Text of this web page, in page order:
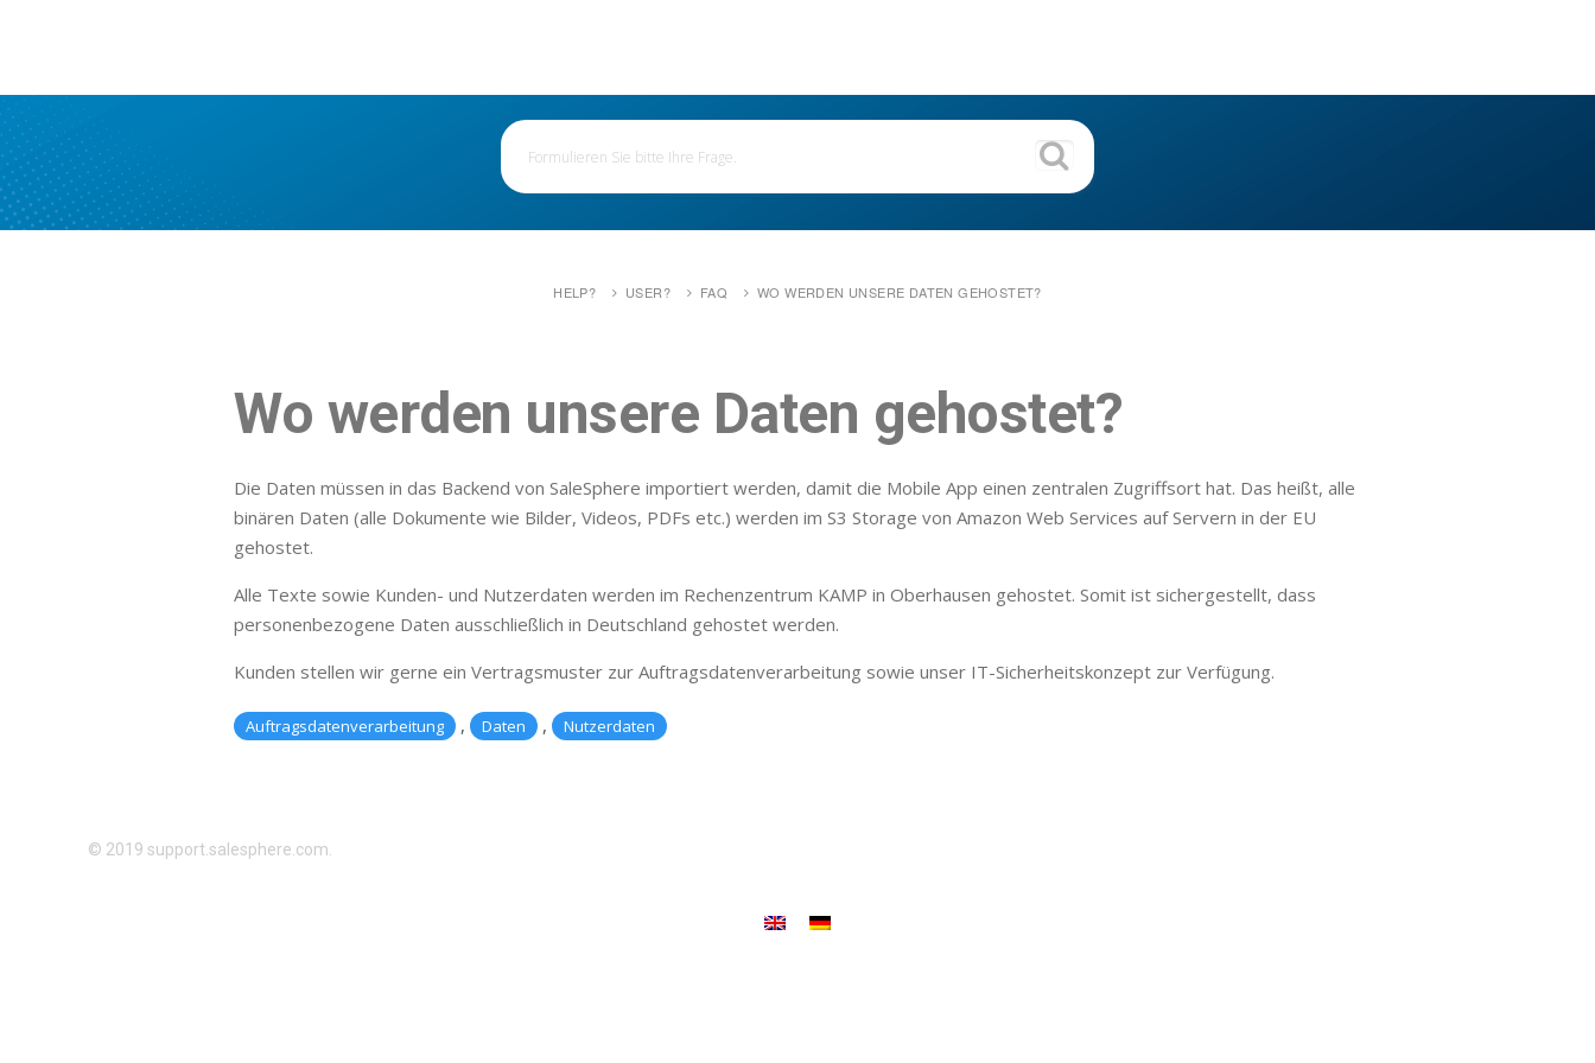
HELP? USER? FAQ WO WERDEN UNSERE DATEN GEHOSTET?
Wo werden unsere Daten gehostet?
Die Daten müssen in das Backend von SaleSphere importiert werden, damit die Mobile App einen zentralen Zugriffsort hat. Das heißt, alle
binären Daten (alle Dokumente wie Bilder, Videos, PDFs etc.) werden im S3 Storage von Amazon Web Services auf Servern in der EU
gehostet.
Alle Texte sowie Kunden- und Nutzerdaten werden im Rechenzentrum KAMP in Oberhausen gehostet. Somit ist sichergestellt, dass
personenbezogene Daten ausschließlich in Deutschland gehostet werden.
Kunden stellen wir gerne ein Vertragsmuster zur Auftragsdatenverarbeitung sowie unser IT-Sicherheitskonzept zur Verfügung.
Auftragsdatenverarbeitung , Daten , Nutzerdaten
© 2019 support.salesphere.com.